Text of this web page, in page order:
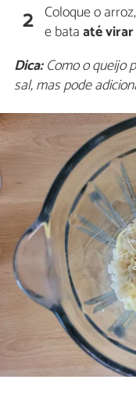
2 Coloque o
e bataaté
Dica:Como o queijo
sal, mas pode